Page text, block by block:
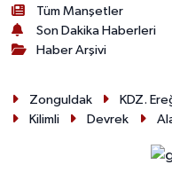
Tüm Manşetler
Son Dakika Haberleri
Haber Arşivi
Zonguldak KDZ.
Kilimli
Devrek